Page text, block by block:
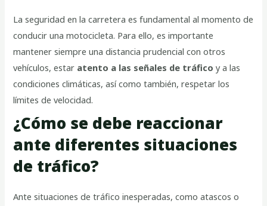
La seguridad en la carretera es fundamental al momento de
conducir una motocicleta. Para ello, es importante
mantener siempre una distancia prudencial con otros
vehículos, estar atento a las señales de tráfico y a las
condiciones climáticas, así como también, respetar los
límites de velocidad.
¿Cómo se debe reaccionar
ante diferentes situaciones
de tráfico?
Ante situaciones de tráfico inesperadas, como atascos o